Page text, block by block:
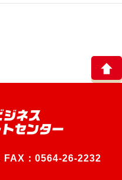
FAX：0564-26-2232